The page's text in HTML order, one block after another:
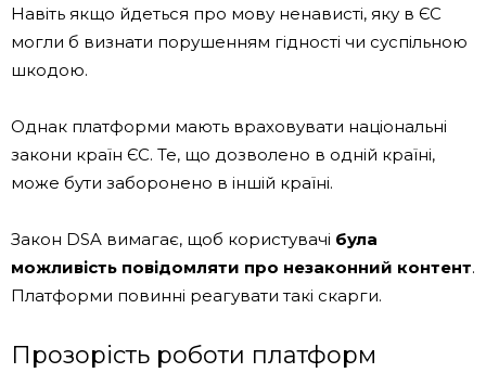
Навіть якщо йдеться про мову ненависті, яку в ЄС
могли б визнати порушенням гідності чи суспільною
шкодою.
Однак платформи мають враховувати національні
закони країн ЄС. Те, що дозволено в одній країні,
може бути заборонено в іншій країні.
Закон DSA вимагає, щоб користувачі була
можливість повідомляти про незаконний контент.
Платформи повинні реагувати такі скарги.
Прозорість роботи платформ